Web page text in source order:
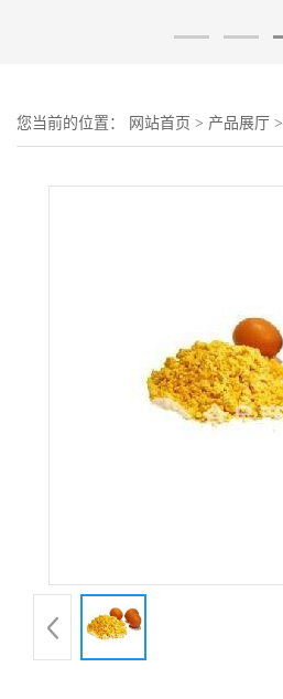
您当前的位置： 网站首页 > 产品展厅 >